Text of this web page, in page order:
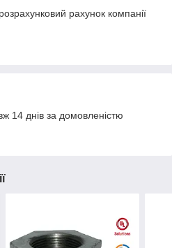
рахунок компанії
14 днів за домовленістю